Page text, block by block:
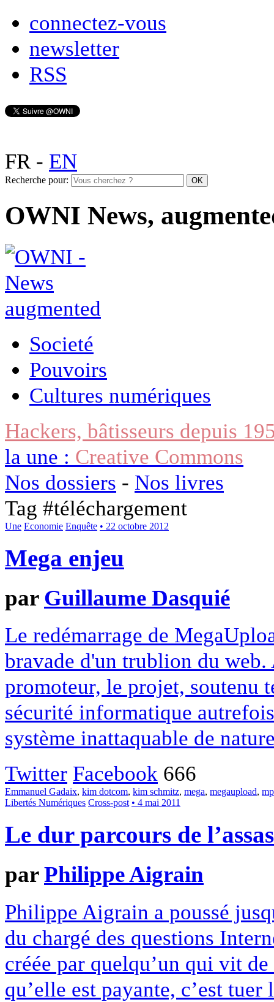
connectez-vous
newsletter
RSS
FR- EN
Recherche pour:
OWNI News,
Societé
Pouvoirs
Cultures numériques
Hackers, bâtisseurs depuis
la une : Creative Commons
Nos dossiers - Nos livres
Tag #téléchargement
Une Economie Enquête • 22 octobre 2012
Mega enjeu
par Guillaume Dasquié
Le redémarrage de
bravade d'un trublion du web.
promoteur, le projet, soutenu
sécurité informatique
système inattaquable de
Twitter Facebook 666
Emmanuel Gadaix, kim dotcom, kim schmitz, mega, megaupload,
Libertés Numériques Cross-post • 4 mai 2011
Le dur parcours de
parPhilippe Aigrain
Philippe Aigrain a poussé
du chargé des questions
créée par quelqu’un qui vit
qu’elle est payante, c’est